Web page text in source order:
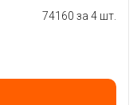
74160 за 4 шт.